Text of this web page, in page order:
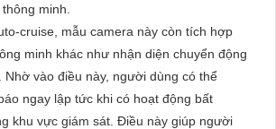
minh.
cruise, mẫu camera này còn tích hợp
minh khác như nhận diện chuyển động
Nhờ vào điều này, người dùng có thể
ngay lập tức khi có hoạt động bất
khu vực giám sát. Điều này giúp người